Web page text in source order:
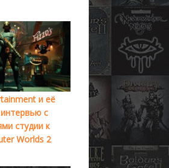
и её
с
студии к
Worlds 2